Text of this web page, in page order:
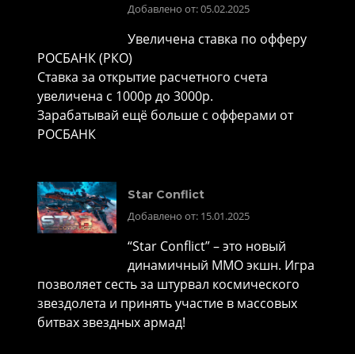
Добавлено от: 05.02.2025
Увеличена ставка по офферу
РОСБАНК (РКО)
Ставка за открытие расчетного счета
увеличена с 1000р до 3000р.
Зарабатывай ещё больше с офферами от
РОСБАНК
Star Conflict
Добавлено от: 15.01.2025
“Star Conflict” – это новый
динамичный MMO экшн. Игра
позволяет сесть за штурвал космического
звездолета и принять участие в массовых
битвах звездных армад!